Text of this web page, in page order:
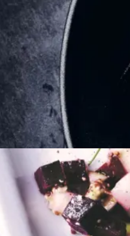
Gem opskrift
Dansk mad
Vintermad
Aftensmad